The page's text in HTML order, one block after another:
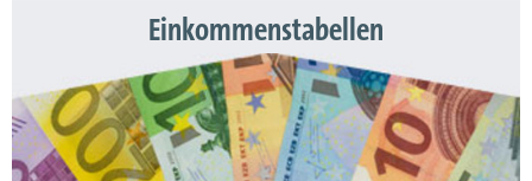
Einkommenstabellen